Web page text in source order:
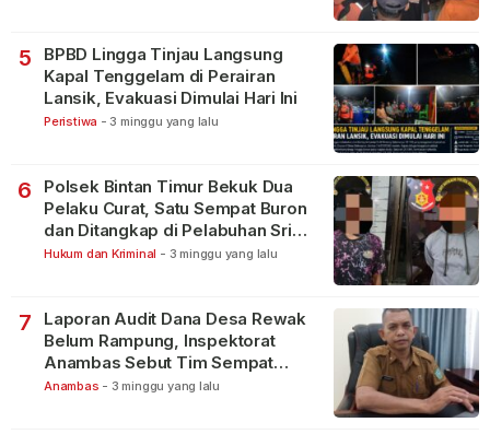
5
BPBD Lingga Tinjau Langsung
Kapal Tenggelam di Perairan
Lansik, Evakuasi Dimulai Hari Ini
Peristiwa - 3 minggu yang lalu
6
Polsek Bintan Timur Bekuk Dua
Pelaku Curat, Satu Sempat Buron
dan Ditangkap di Pelabuhan Sri
Bintan Pura
Hukum dan Kriminal - 3 minggu yang lalu
7
Laporan Audit Dana Desa Rewak
Belum Rampung, Inspektorat
Anambas Sebut Tim Sempat
Terbagi Tangani Kasus Lain
Anambas - 3 minggu yang lalu